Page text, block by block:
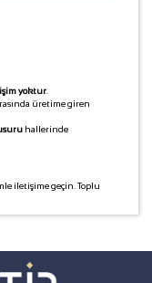
yoktur
üretime giren
hallerinde
iletişime geçin. Toplu